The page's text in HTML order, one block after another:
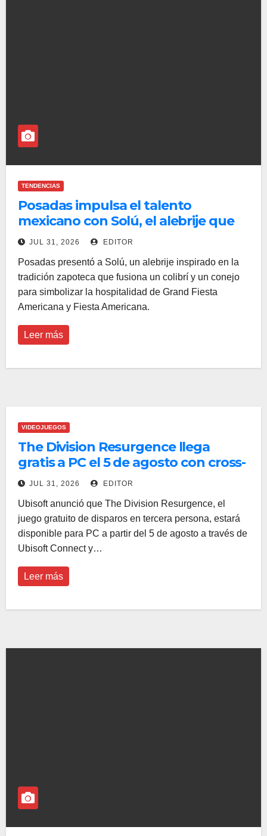
TENDENCIAS
Posadas impulsa el talento
mexicano con Solú, el alebrije que
simboliza la hospitalidad de Grand
Americana
JUL 31, 2026 EDITOR
Posadas presentó a Solú, un alebrije inspirado en la
tradición zapoteca que fusiona un colibrí y un conejo
para simbolizar la hospitalidad de Grand Fiesta
Americana y Fiesta Americana.
Leer más
VIDEOJUEGOS
The Division Resurgence llega
gratis a PC el 5 de agosto con cross-
play y cross-progression
JUL 31, 2026 EDITOR
Ubisoft anunció que The Division Resurgence, el
juego gratuito de disparos en tercera persona, estará
disponible para PC a partir del 5 de agosto a través de
Ubisoft Connect y…
Leer más